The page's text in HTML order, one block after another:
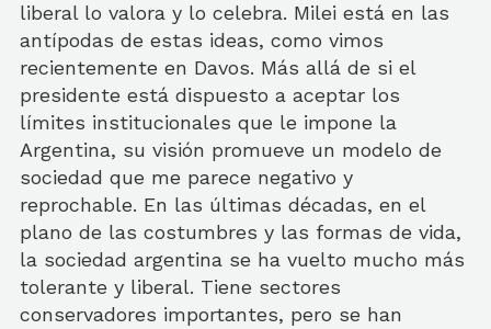
liberal lo valora y lo celebra. Milei está en las
antípodas de estas ideas, como vimos
recientemente en Davos. Más allá de si el
presidente está dispuesto a aceptar los
límites institucionales que le impone la
Argentina, su visión promueve un modelo de
sociedad que me parece negativo y
reprochable. En las últimas décadas, en el
plano de las costumbres y las formas de vida,
la sociedad argentina se ha vuelto mucho más
tolerante y liberal. Tiene sectores
conservadores importantes, pero se han